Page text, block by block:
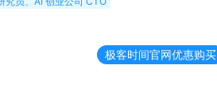
极客时间官网优惠购买